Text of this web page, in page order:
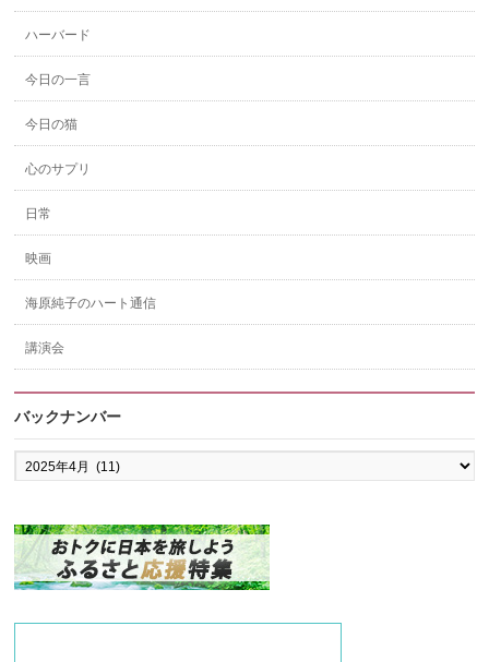
ハーバード
今日の一言
今日の猫
心のサプリ
日常
映画
海原純子のハート通信
講演会
バックナンバー
バ
ッ
ン
バ
ー